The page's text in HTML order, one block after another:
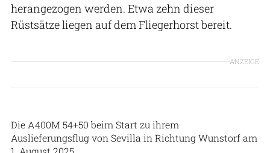
herangezogen werden. Etwa zehn dieser
Rüstsätze liegen auf dem Fliegerhorst bereit.
ANZEIGE
Die A400M 54+50 beim Start zu ihrem
Auslieferungsflug von Sevilla in Richtung Wunstorf am